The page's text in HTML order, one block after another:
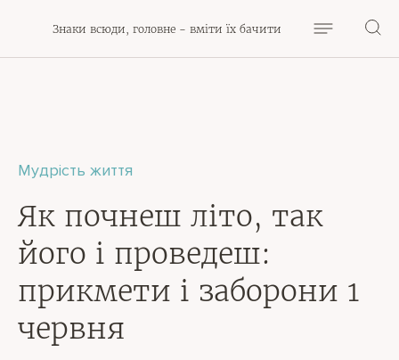
Знаки всюди, головне - вміти їх бачити
Мудрість життя
Як почнеш літо, так
його і проведеш:
прикмети і заборони 1
червня